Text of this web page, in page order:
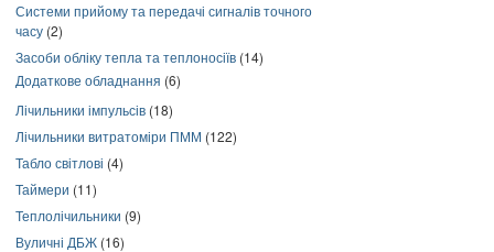
Системи прийому та передачі сигналів точного
часу (2)
Засоби обліку тепла та теплоносіїв (14)
Додаткове обладнання (6)
Лічильники імпульсів (18)
Лічильники витратоміри ПММ (122)
Табло світлові (4)
Таймери (11)
Теплолічильники (9)
Вуличні ДБЖ (16)